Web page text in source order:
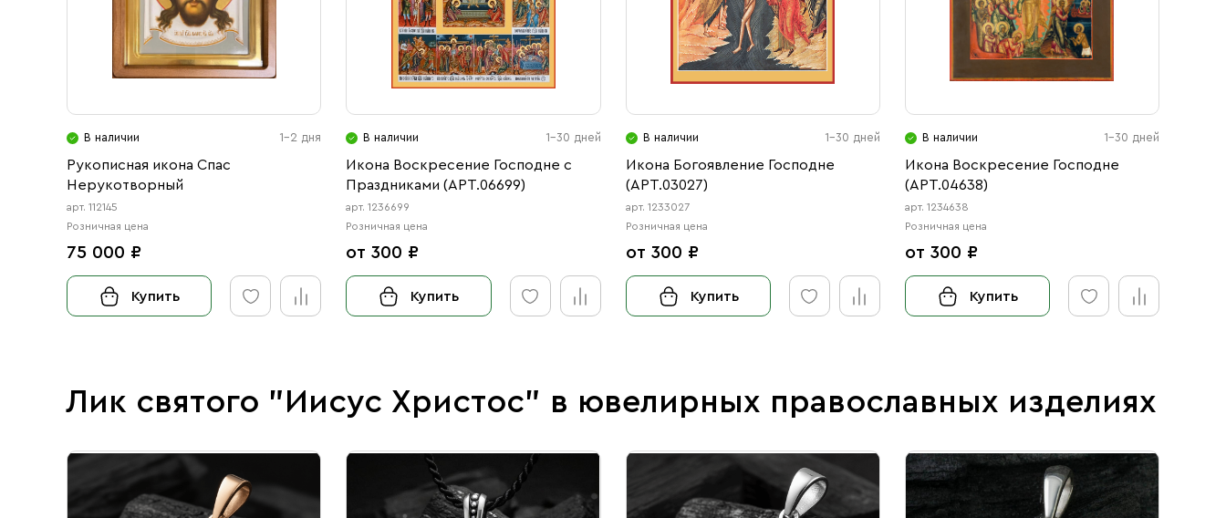
В наличии 1-2 дня
Рукописная икона Спас
Нерукотворный
арт. 112145
Розничная цена
75 000 ₽
Купить
В наличии 1-30 дней
Икона Воскресение Господне с
Праздниками (АРТ.06699)
арт. 1236699
Розничная цена
от 300 ₽
Купить
В наличии 1-30 дней
Икона Богоявление Господне
(АРТ.03027)
арт. 1233027
Розничная цена
от 300 ₽
Купить
В наличии 1-30 дней
Икона Воскресение Господне
(АРТ.04638)
арт. 1234638
Розничная цена
от 300 ₽
Купить
Лик святого "Иисус Христос" в ювелирных православных изделиях